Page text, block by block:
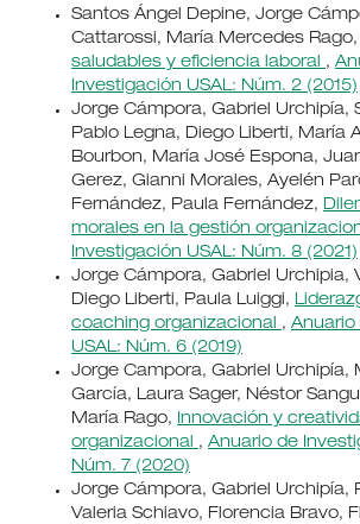
Santos Ángel Depine, Jorge
Cattarossi, María Mercedes Rago,
saludables y eficiencia laboral ,
Investigación USAL: Núm. 2 (2015)
Jorge Cámpora, Gabriel Urchipía,
Pablo Legna, Diego Liberti, María
Bourbon, María José Espona,
Gerez, Gianni Morales, Ayelén
Fernández, Paula Fernández,
morales en la gestión
Investigación USAL: Núm. 8 (2021)
Jorge Cámpora, Gabriel Urchipia,
Diego Liberti, Paula Luiggi,
coaching organizacional , Anuario
USAL: Núm. 6 (2019)
Jorge Campora, Gabriel Urchipía,
García, Laura Sager, Néstor
María Rago, Innovación y
organizacional , Anuario de
Núm. 7 (2020)
Jorge Cámpora, Gabriel Urchipía,
Valeria Schiavo, Florencia Bravo,